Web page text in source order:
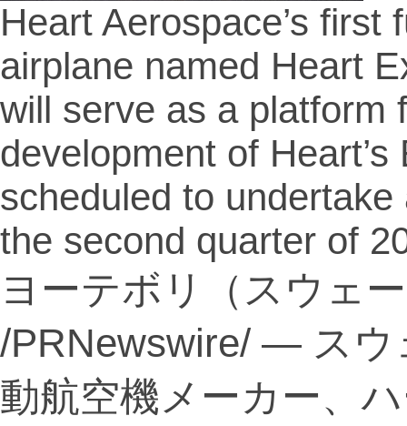
Heart Aerospace’s
airplane named Heart
will serve as a platform
development of
scheduled to
the second quarter of
ヨーテボリ（スウェ
/PRNewswire/ — スウ
動航空機メーカー、